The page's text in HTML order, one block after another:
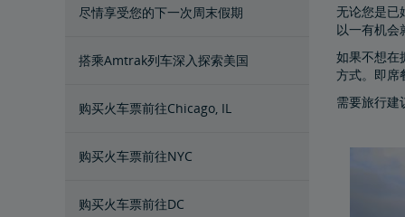
尽情享受您的下一次周末假期
搭乘Amtrak列车深入探索美国
购买火车票前往Chicago, IL
购买火车票前往NYC
购买火车票前往DC
无论您是已
以一有机会
如果不想在
方式。即席
需要旅行建